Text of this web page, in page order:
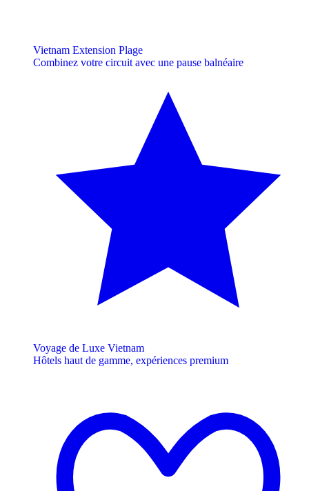
Vietnam Extension Plage
Combinez votre circuit avec une pause balnéaire
Voyage de Luxe Vietnam
Hôtels haut de gamme, expériences premium